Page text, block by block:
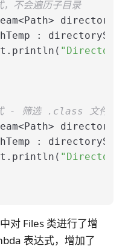
不会遍历子目录
:
- 筛选 .class 文件
:
对 Files 类进行了增
表达式，增加了